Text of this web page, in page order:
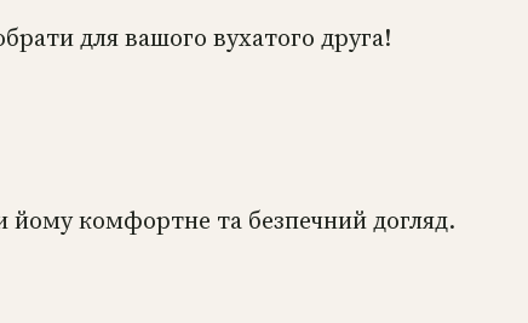
для вашого вухатого друга!
йому комфортне та безпечний догляд.